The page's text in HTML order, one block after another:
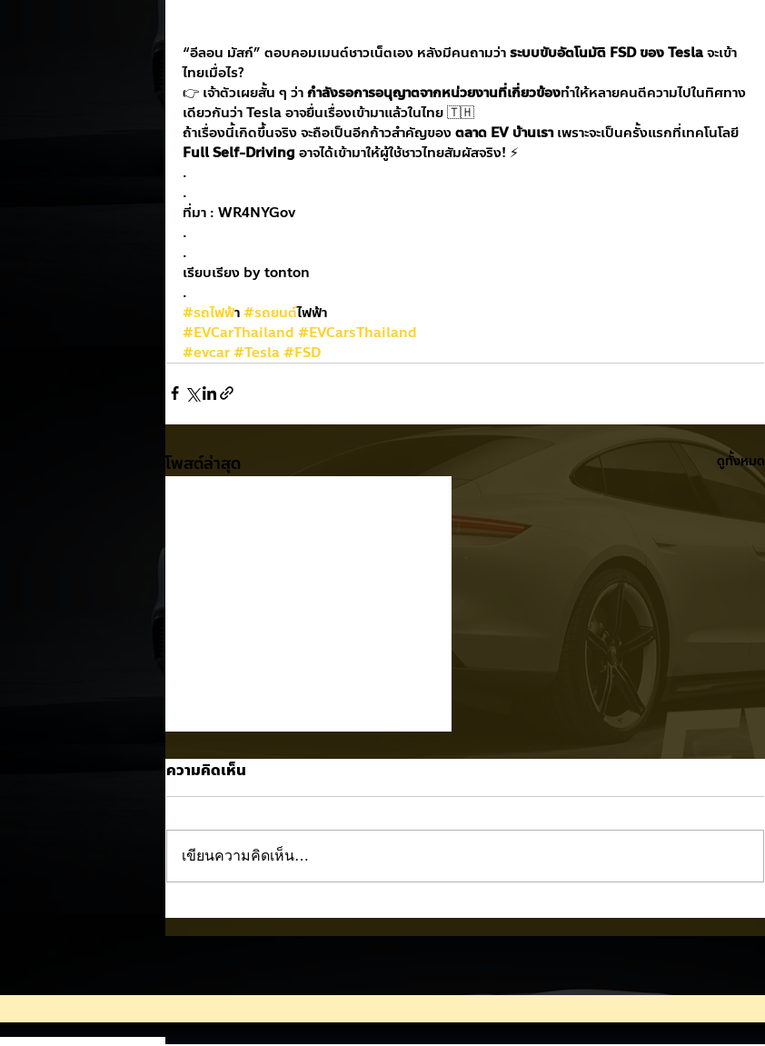
“อีลอน มัสก์” ตอบคอมเมนต์ชาวเน็ตเอง หลังมีคนถามว่า ระบบขับอัตโนมัติ FSD ของ Tesla จะเข้า
ไทยเมื่อไร?
👉 เจ้าตัวเผยสั้น ๆ ว่า กำลังรอการอนุญาตจากหน่วยงานที่เกี่ยวข้องทำให้หลายคนตีความไปในทิศทาง
เดียวกันว่า Tesla อาจยื่นเรื่องเข้ามาแล้วในไทย 🇹🇭
ถ้าเรื่องนี้เกิดขึ้นจริง จะถือเป็นอีกก้าวสำคัญของ ตลาด EV บ้านเรา เพราะจะเป็นครั้งแรกที่เทคโนโลยี
Full Self-Driving อาจได้เข้ามาให้ผู้ใช้ชาวไทยสัมผัสจริง! ⚡
.
.
ที่มา : WR4NYGov
.
.
เรียบเรียง by tonton
.
#รถไฟฟ้า #รถยนต์ไฟฟ้า
#EVCarThailand #EVCarsThailand
#evcar#Tesla#FSD
โพสต์ล่าสุด ดูทั้งหมด
Trump ล้อคนขับรถ EV เป็น
ความคิดเห็น
เขียนความคิดเห็น…